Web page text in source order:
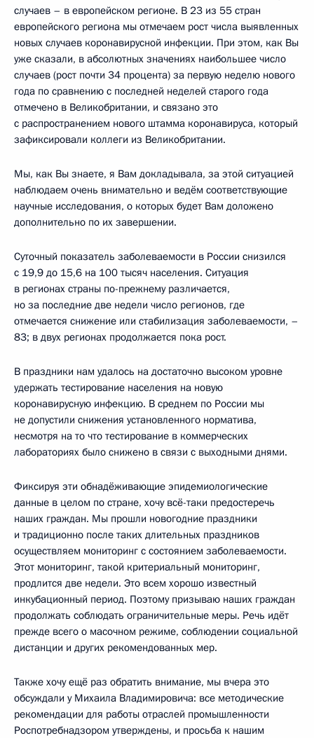
случаев – в европейском регионе. В 23 из 55 стран
европейского региона мы отмечаем рост числа выявленных
новых случаев коронавирусной инфекции. При этом, как Вы
уже сказали, в абсолютных значениях наибольшее число
случаев (рост почти 34 процента) за первую неделю нового
года по сравнению с последней неделей старого года
отмечено в Великобритании, и связано это
с распространением нового штамма коронавируса, который
зафиксировали коллеги из Великобритании.
Мы, как Вы знаете, я Вам докладывала, за этой ситуацией
наблюдаем очень внимательно и ведём соответствующие
научные исследования, о которых будет Вам доложено
дополнительно по их завершении.
Суточный показатель заболеваемости в России снизился
с 19,9 до 15,6 на 100 тысяч населения. Ситуация
в регионах страны по-прежнему различается,
но за последние две недели число регионов, где
отмечается снижение или стабилизация заболеваемости, –
83; в двух регионах продолжается пока рост.
В праздники нам удалось на достаточно высоком уровне
удержать тестирование населения на новую
коронавирусную инфекцию. В среднем по России мы
не допустили снижения установленного норматива,
несмотря на то что тестирование в коммерческих
лабораториях было снижено в связи с выходными днями.
Фиксируя эти обнадёживающие эпидемиологические
данные в целом по стране, хочу всё-таки предостеречь
наших граждан. Мы прошли новогодние праздники
и традиционно после таких длительных праздников
осуществляем мониторинг с состоянием заболеваемости.
Этот мониторинг, такой критериальный мониторинг,
продлится две недели. Это всем хорошо известный
инкубационный период. Поэтому призываю наших граждан
продолжать соблюдать ограничительные меры. Речь идёт
прежде всего о масочном режиме, соблюдении социальной
дистанции и других рекомендованных мер.
Также хочу ещё раз обратить внимание, мы вчера это
обсуждали у Михаила Владимировича: все методические
рекомендации для работы отраслей промышленности
Роспотребнадзором утверждены, и просьба к нашим